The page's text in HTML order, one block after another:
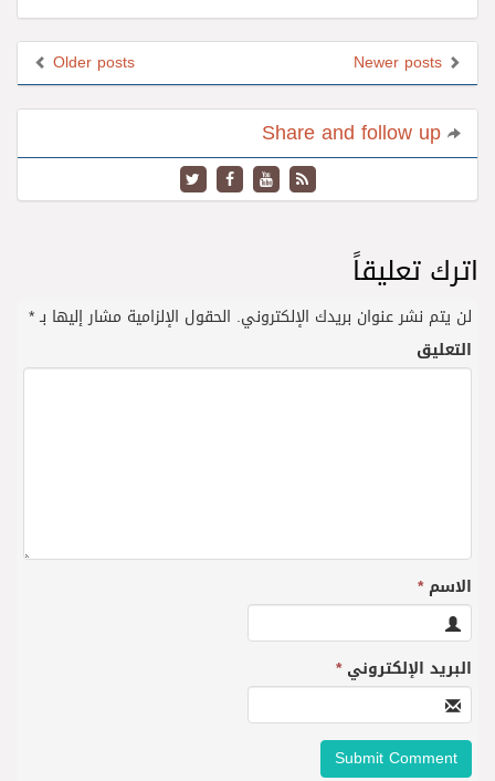
Older posts
اترك تعليقاً
لن يتم نشر عنوان بريدك الإلكتروني. الحقول الإلزامية مشار إليها بـ*
التعليق
الاسم*
البريد الإلكتروني*